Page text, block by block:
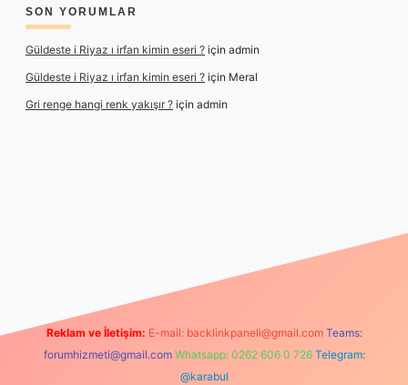
SON YORUMLAR
Güldeste i Riyaz ı irfan kimin eseri ? için admin
Güldeste i Riyaz ı irfan kimin eseri ? için Meral
Gri renge hangi renk yakışır ? için admin
Reklam ve İletişim: E-mail: backlinkpaneli@gmail.com Teams:
forumhizmeti@gmail.com Whatsapp: 0262 606 0 726 Telegram:
@karabul